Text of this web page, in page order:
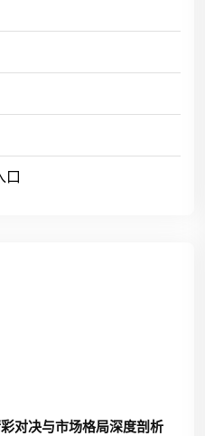
口
对决与市场格局深度剖析